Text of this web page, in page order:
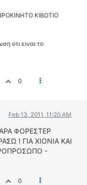
ΚΙΒΩΤΙΟ
οτι ειναι το
0
Feb 13, 2011, 11:20 AM
ΦΟΡΕΣΤΕΡ
! ΓΙΑ ΧΙΟΝΙΑ ΚΑΙ
-
0